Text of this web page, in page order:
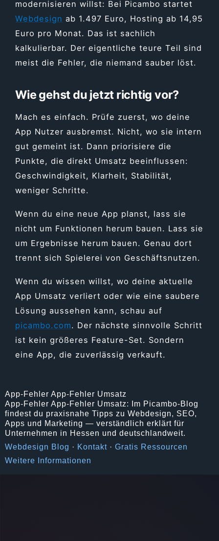
modernisieren willst: Bei Picambo startet
Webdesign ab 1.497 Euro, Hosting ab 14,95
Euro pro Monat. Das ist sachlich
kalkulierbar. Der eigentliche teure Teil sind
meist die Fehler, die niemand sauber löst.
Wie gehst du jetzt richtig vor?
Mach es einfach. Prüfe zuerst, wo deine
App Nutzer ausbremst. Nicht, wo sie intern
gut gemeint ist. Dann priorisiere die
Punkte, die direkt Umsatz beeinflussen:
Geschwindigkeit, Klarheit, Stabilität,
weniger Schritte.
Wenn du eine neue App planst, lass sie
nicht um Funktionen herum bauen. Lass sie
um Ergebnisse herum bauen. Genau dort
trennt sich Spielerei von Geschäftsnutzen.
Wenn du wissen willst, wo deine aktuelle
App Umsatz verliert oder wie eine saubere
Lösung aussehen kann, schau auf
picambo.com. Der nächste sinnvolle Schritt
ist kein größeres Feature-Set. Sondern
eine App, die zuverlässig verkauft.
App-Fehler App-Fehler Umsatz
App-Fehler App-Fehler Umsatz: Im Picambo-Blog
findest du praxisnahe Tipps zu Webdesign, SEO,
Apps und Marketing — verständlich erklärt für
Unternehmen in Hessen und deutschlandweit.
Webdesign Blog · Kontakt · Gratis Ressourcen
Weitere Informationen